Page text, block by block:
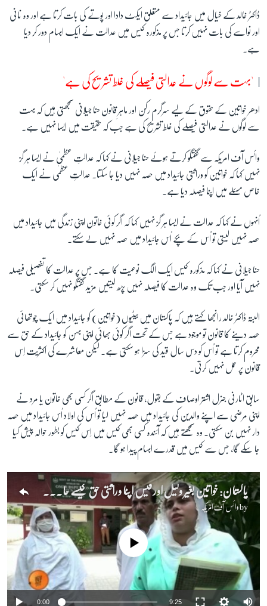
ڈاکٹر خالد کے خیال میں جائیداد سے متعلق ایکٹ دادا اور پوتے کی بات کرتا ہے اور وہ نانی
اور نواسے کی بات نہیں کرتا جس پر مذکورہ کیس میں عدالت نے ایک ابہام دور کر دیا
ہے۔
'بہت سے لوگوں نے عدالتی فیصلے کی غلط تشریح کی ہے'
ادھر خواتین کے حقوق کے لیے سرگرم رکن اور ماہرِ قانون حنا جیلانی سمجھتی ہیں کہ بہت
سے لوگوں نے عدالتی فیصلے کی غلط تشریح کی ہے جب کہ حقیقت میں ایسا نہیں ہے۔
وائس آف امریکہ سے گفتگو کرتے ہوئے حنا جیلانی نے کہا کہ عدالتِ عظمیٰ نے ایسا ہر گز
نہیں کہا کہ خواتین کو وراثتی جائیداد میں حصہ نہیں دیا جا سکتا۔ عدالتِ عظمٰی نے ایک
خاص مسئلے میں اپنا فیصلہ دیا ہے۔
اُنہوں نے کہا کہ عدالت نے ایسا ہر گز نہیں کہا کہ اگر کوئی خاتون اپنی زندگی میں جائیداد میں
حصہ نہیں لیتی تو اُس کے بچے اُس جائیداد میں حصہ نہیں لے سکتے۔
حنا جیلانی نے کہا کہ مذکورہ کیس ایک الگ نوعیت کا ہے۔ جس پر عدالت کا تفصیلی فیصلہ
نہیں آیا اور جب تک وہ عدالت کا فیصلہ نہیں پڑھ لیتیں مزید گفتگو نہیں کر سکتی۔
البتہ ڈاکٹر خالد رانجھا کہتے ہیں کہ پاکستان میں بیٹیوں (خواتین) کو جائیداد میں ایک چوتھائی
حصہ دینے کا قانون تو موجود ہے جس کے تحت اگر کوئی بھائی اپنی بہن کو جائیداد کے حق سے
محروم کرتا ہے تو اُس کو دس سال قید کی سزا ہو سکتی ہے۔ لیکن معاشرے کی اکثریت اِس
قانون پر عمل نہیں کرتی۔
سابق اٹارنی جنرل اشتر اوصاف کے بقول، قانون کے مطابق اگر کسی بھی خاتون یا مرد نے
اپنی مرضی سے اپنے والدین کی جائیداد میں حصہ نہیں لیا تو اُس کی اولاد اُس جائیداد میں حصہ
دار نہیں بن سکتی۔ وہ سمجھتے ہیں کہ آئندہ کسی بھی کیس میں اِس کیس کو بطور حوالہ پیش کیا
جا سکے گا، جس سے کیس میں قدرے ابہام پیدا ہو گا۔
پاکستان: خواتین بغیر وکیل اور فیس اپنا وراثتی حق کیسے حاصل کر سکتی ہیں؟
byوائس آف امریکہ
No media source currently available
0:00 9:25